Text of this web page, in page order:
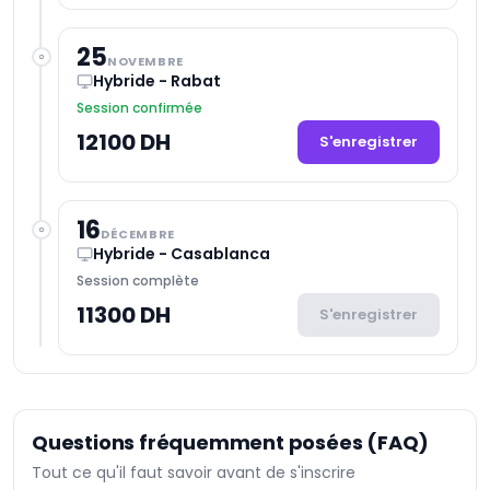
25NOVEMBRE
Hybride - Rabat
Session confirmée
12100 DH S'enregistrer
16DÉCEMBRE
Hybride - Casablanca
Session complète
11300 DH S'enregistrer
Questions fréquemment posées (FAQ)
Tout ce qu'il faut savoir avant de s'inscrire